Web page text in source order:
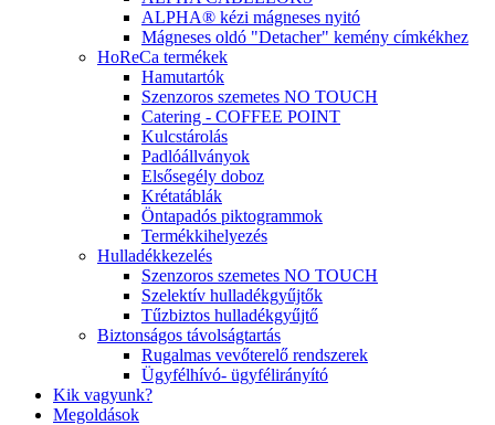
ALPHA® kézi mágneses nyitó
Mágneses oldó "Detacher" kemény címkékhez
HoReCa termékek
Hamutartók
Szenzoros szemetes NO TOUCH
Catering - COFFEE POINT
Kulcstárolás
Padlóállványok
Elsősegély doboz
Krétatáblák
Öntapadós piktogrammok
Termékkihelyezés
Hulladékkezelés
Szenzoros szemetes NO TOUCH
Szelektív hulladékgyűjtők
Tűzbiztos hulladékgyűjtő
Biztonságos távolságtartás
Rugalmas vevőterelő rendszerek
Ügyfélhívó- ügyfélirányító
Kik vagyunk?
Megoldások